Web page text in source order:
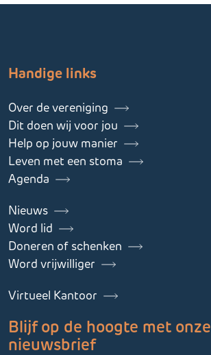
Handige links
Over de vereniging
Dit doen wij voor jou
Help op jouw manier
Leven met een stoma
Agenda
Nieuws
Word lid
Doneren of schenken
Word vrijwilliger
Virtueel Kantoor
Blijf op de hoogte met onze
nieuwsbrief